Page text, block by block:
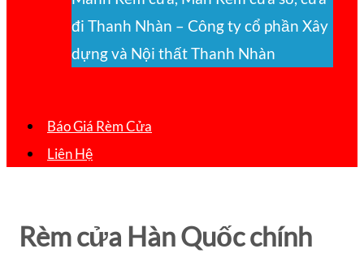
đi Thanh Nhàn – Công ty cổ phần Xây
dựng và Nội thất Thanh Nhàn
Báo Giá Rèm Cửa
Liên Hệ
Rèm cửa Hàn Quốc chính